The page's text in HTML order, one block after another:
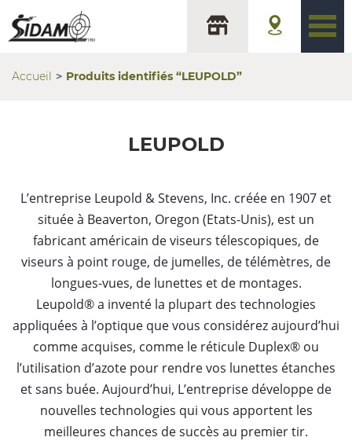
Accueil Produits identifiés “LEUPOLD”
LEUPOLD
L’entreprise Leupold & Stevens, Inc. créée en 1907 et
située à Beaverton, Oregon (Etats-Unis), est un
fabricant américain de viseurs télescopiques, de
viseurs à point rouge, de jumelles, de télémètres, de
longues-vues, de lunettes et de montages.
Leupold® a inventé la plupart des technologies
appliquées à l’optique que vous considérez aujourd’hui
comme acquises, comme le réticule Duplex® ou
l’utilisation d’azote pour rendre vos lunettes étanches
et sans buée. Aujourd’hui, L’entreprise développe de
nouvelles technologies qui vous apportent les
meilleures chances de succès au premier tir.